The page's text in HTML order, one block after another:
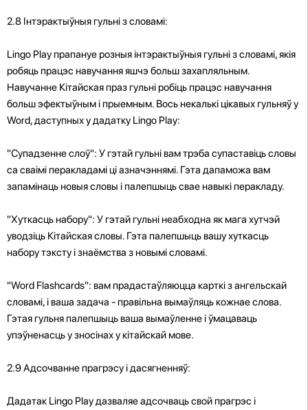
2.8 Інтэрактыўныя гульні з словамі:
Lingo Play прапануе розныя інтэрактыўныя гульні з словамі, якія
робяць працэс навучання яшчэ больш захапляльным.
Навучанне Кітайская праз гульні робіць працэс навучання
больш эфектыўным і прыемным. Вось некалькі цікавых гульняў у
Word, даступных у дадатку Lingo Play:
"Супадзенне слоў": У гэтай гульні вам трэба супаставіць словы
са сваімі перакладамі ці азначэннямі. Гэта дапаможа вам
запамінаць новыя словы і палепшыць свае навыкі перакладу.
"Хуткасць набору": У гэтай гульні неабходна як мага хутчэй
уводзіць Кітайская словы. Гэта палепшыць вашу хуткасць
набору тэксту і знаёмства з новымі словамі.
"Word Flashcards": вам прадастаўляюцца карткі з ангельскай
словамі, і ваша задача - правільна вымаўляць кожнае слова.
Гэтая гульня палепшыць ваша вымаўленне і ўмацаваць
упэўненасць у зносінах у кітайскай мове.
2.9 Адсочванне прагрэсу і дасягненняў:
Дадатак Lingo Play дазваляе адсочваць свой прагрэс і